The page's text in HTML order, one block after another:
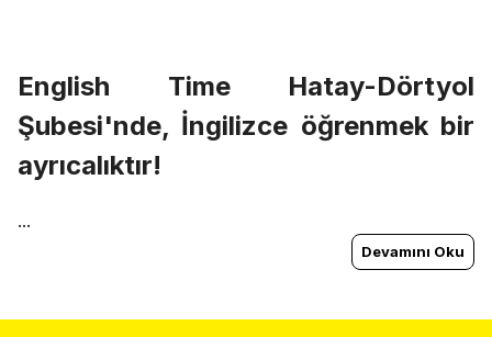
English Time Hatay-Dörtyol
Şubesi'nde, İngilizce öğrenmek bir
ayrıcalıktır!
...
Devamını Oku